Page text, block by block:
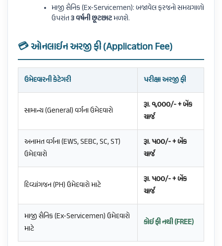
માજી સૈનિક (Ex-Servicemen): બજાવેલ ફરજનો સમયગાળો
ઉપરાંત૩ વર્ષની છૂટછાટમળશે.
💳 ઓનલાઈન અરજી ફી (Application Fee)
ઉમેદવારની કેટેગરી પરીક્ષા અરજી ફી
સામાન્ય (General) વર્ગના ઉમેદવારો
રૂા. ૧,૦૦૦/- + બેંક
ચાર્જ
અનામત વર્ગના (EWS, SEBC, SC, ST)
ઉમેદવારો
રૂા. ૫૦૦/- + બેંક
ચાર્જ
દિવ્યાંગજન (PH) ઉમેદવારો માટે
રૂા. ૫૦૦/- + બેંક
ચાર્જ
માજી સૈનિક (Ex-Servicemen) ઉમેદવારો
માટે
કોઈ ફી નથી (FREE)